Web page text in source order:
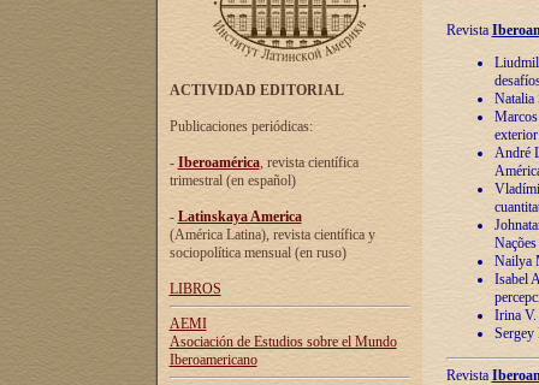
ACTIVIDAD EDITORIAL
Publicaciones periódicas:
- Iberoamérica, revista científica
trimestral (en español)
- Latinskaya America
(América Latina), revista científica y
sociopolítica mensual (en ruso)
LIBROS
AEMI
Asociación de Estudios sobre el Mundo
Iberoamericano
Revista
Natalia
André
Nailya
Isabel
Irina V.
Sergey
Revista